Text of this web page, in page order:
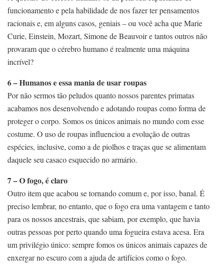
funcionamento e pela habilidade de nos fazer ter pensamentos
racionais e, em alguns casos, geniais – ou você acha que Marie
Curie, Einstein, Mozart, Simone de Beauvoir e tantos outros não
provaram que o cérebro humano é realmente uma máquina
incrível?
6 – Humanos e essa mania de usar roupas
Por não sermos tão peludos quanto nossos parentes primatas
acabamos nos desenvolvendo e adotando roupas como forma de
proteger o corpo. Somos os únicos animais no mundo com esse
costume. O uso de roupas influenciou a evolução de outras
espécies, inclusive, como a de piolhos e traças que se alimentam
daquele seu casaco esquecido no armário.
7 – O fogo, é claro
Outro item que acabou se tornando comum e, por isso, banal. É
preciso lembrar, no entanto, que o fogo era uma vantagem e tanto
para os nossos ancestrais, que sabiam, por exemplo, que havia
outras pessoas por perto quando uma fogueira estava acesa. Era
um privilégio único: sempre fomos os únicos animais capazes de
enxergar no escuro com a ajuda de artifícios como o fogo.